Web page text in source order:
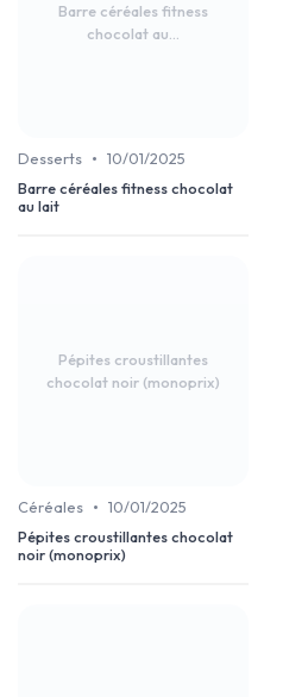
Barre céréales fitness
chocolat au...
Desserts • 10/01/2025
Barre céréales fitness chocolat
au lait
Pépites croustillantes
chocolat noir (monoprix)
Céréales • 10/01/2025
Pépites croustillantes chocolat
noir (monoprix)